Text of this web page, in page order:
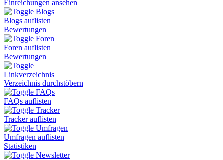
Einreichungen ansehen
Blogs
Blogs auflisten
Bewertungen
Foren
Foren auflisten
Bewertungen
Linkverzeichnis
Verzeichnis durchstöbern
FAQs
FAQs auflisten
Tracker
Tracker auflisten
Umfragen
Umfragen auflisten
Statistiken
Newsletter